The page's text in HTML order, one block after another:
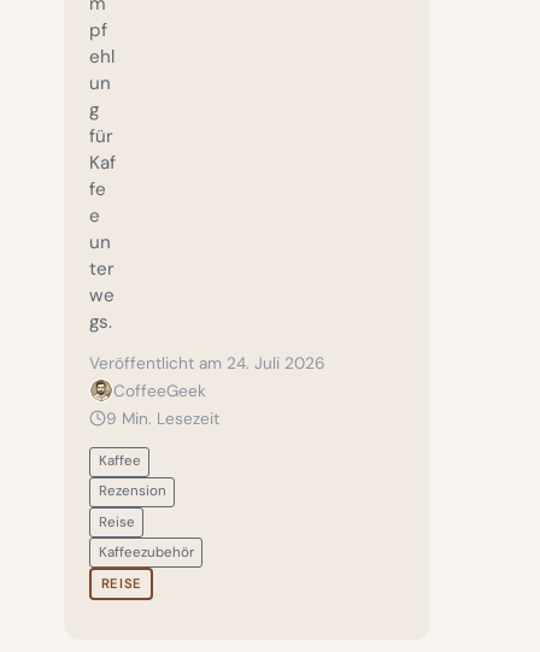
pf
ehl
un
g
für
Kaf
fe
e
un
ter
we
gs.
Veröffentlicht am 24. Juli 2026
CoffeeGeek
9 Min. Lesezeit
Kaffee
Rezension
Reise
Kaffeezubehör
REISE